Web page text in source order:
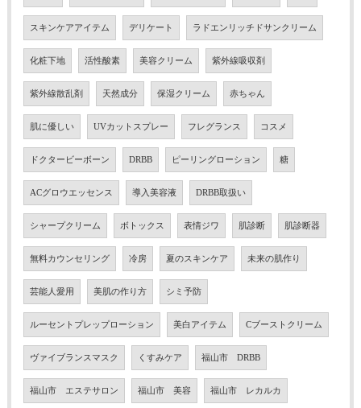
スキンケアアイテム デリケート ラドエンリッチドサンクリーム
化粧下地 活性酸素 美容クリーム 紫外線吸収剤
紫外線散乱剤 天然成分 保湿クリーム 赤ちゃん
肌に優しい UVカットスプレー フレグランス コスメ
ドクタービーボーン DRBB ピーリングローション 糖
ACグロウエッセンス 導入美容液 DRBB取扱い
シャープクリーム ボトックス 表情ジワ 肌診断 肌診断器
無料カウンセリング 冷房 夏のスキンケア 未来の肌作り
芸能人愛用 美肌の作り方 シミ予防
ルーセントプレップローション 美白アイテム Cブーストクリーム
ヴァイブランスマスク くすみケア 福山市 DRBB
福山市 エステサロン 福山市 美容 福山市 レカルカ